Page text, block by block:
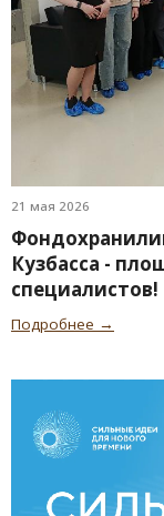
21 мая 2026
Кузбасса -
специалистов!
Подробнее →